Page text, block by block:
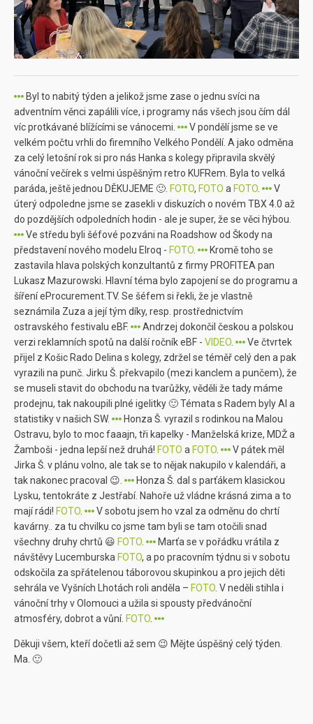
Byl to nabitý týden a jelikož jsme zase o jednu svíci na
adventním věnci zapálili více, i programy nás všech jsou čím dál
víc protkávané blížícími se vánocemi.
V pondělí jsme se ve
velkém počtu vrhli do firemního Velkého Pondělí. A jako odměna
za celý letošní rok si pro nás Hanka s kolegy připravila skvělý
vánoční večírek s velmi úspěšným retro KUFRem. Byla to velká
paráda, ještě jednou DĚKUJEME 🙂. FOTO, FOTO a FOTO
V
úterý odpoledne jsme se zasekli v diskuzích o novém TBX 4.0 až
do pozdějších odpoledních hodin - ale je super, že se věci hýbou.
Ve středu byli šéfové pozváni na Roadshow od Škody na
představení nového modelu Elroq - FOTO
Kromě toho se
zastavila hlava polských konzultantů z firmy PROFITEA pan
Lukasz Mazurowski. Hlavní téma bylo zapojení se do programu a
šíření eProcurement.TV. Se šéfem si řekli, že je vlastně
seznámila Zuza a její tým díky, resp. prostřednictvím
ostravského festivalu eBF.
Andrzej dokončil českou a polskou
verzi reklamních spotů na další ročník eBF - VIDEO
Ve čtvrtek
přijel z Košic Rado Delina s kolegy, zdržel se téměř celý den a pak
vyrazili na punč. Jirku Š. překvapilo (mezi kanclem a punčem), že
se museli stavit do obchodu na tvarůžky, věděli že tady máme
prodejnu, tak nakoupili plné igelitky 🙂 Témata s Radem byly AI a
statistiky v našich SW.
Honza Š. vyrazil s rodinkou na Malou
Ostravu, bylo to moc faaajn, tři kapelky - Manželská krize, MDŽ a
Žamboši - jedna lepší než druhá! FOTO a FOTO
V pátek měl
Jirka Š. v plánu volno, ale tak se to nějak nakupilo v kalendáři, a
tak nakonec pracoval 😉.
Honza Š. dal s parťákem klasickou
Lysku, tentokráte z Jestřabí. Nahoře už vládne krásná zima a to
mají rádi! FOTO
V sobotu jsem ho vzal za odměnu do chrtí
kavárny.. za tu chvilku co jsme tam byli se tam otočili snad
všechny druhy chrtů 😃 FOTO
Marťa se v pořádku vrátila z
návštěvy Lucemburska FOTO, a po pracovním týdnu si v sobotu
odskočila za spřátelenou táborovou skupinkou a pro jejich děti
sehrála ve Vyšních Lhotách roli anděla – FOTO . V neděli stihla i
vánoční trhy v Olomouci a užila si spousty předvánoční
atmosféry, dobrot a vůní. FOTO
Děkuji všem, kteří dočetli až sem 😉 Mějte úspěšný celý týden.
Ma. 🙂